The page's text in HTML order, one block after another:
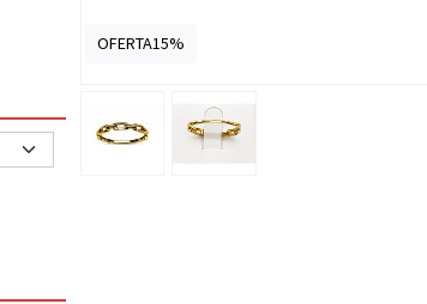
OFERTA15%